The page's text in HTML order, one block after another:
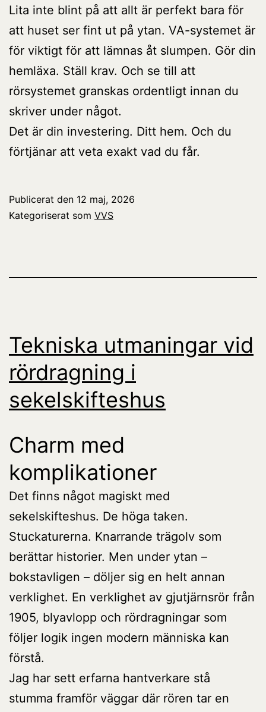
Lita inte blint på att allt är perfekt bara för
att huset ser fint ut på ytan. VA-systemet är
för viktigt för att lämnas åt slumpen. Gör din
hemläxa. Ställ krav. Och se till att
rörsystemet granskas ordentligt innan du
skriver under något.
Det är din investering. Ditt hem. Och du
förtjänar att veta exakt vad du får.
Publicerat den 12 maj, 2026
Kategoriserat som VVS
Tekniska utmaningar vid
rördragning i
sekelskifteshus
Charm med
komplikationer
Det finns något magiskt med
sekelskifteshus. De höga taken.
Stuckaturerna. Knarrande trägolv som
berättar historier. Men under ytan –
bokstavligen – döljer sig en helt annan
verklighet. En verklighet av gjutjärnsrör från
1905, blyavlopp och rördragningar som
följer logik ingen modern människa kan
förstå.
Jag har sett erfarna hantverkare stå
stumma framför väggar där rören tar en